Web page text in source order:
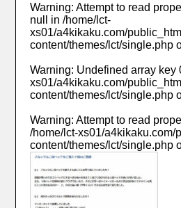
Warning: Attempt to read
null in/home/lct-
xs01/a4kikaku.com/
content/themes/lct/single.php
Warning: Undefined array key
xs01/a4kikaku.com/
content/themes/lct/single.php
Warning: Attempt to read
/home/lct-xs01/a4kikaku.com/
content/themes/lct/single.php